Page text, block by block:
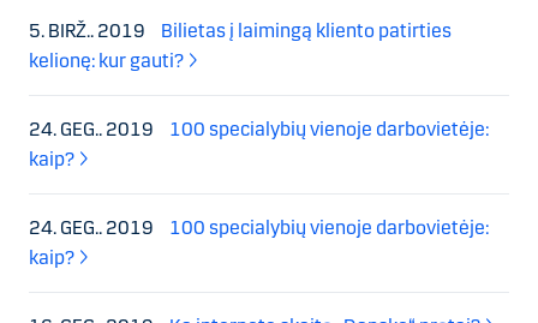
5. BIRŽ.. 2019
Bilietas į laimingą kliento patirties
kelionę: kur gauti?
24. GEG.. 2019
100 specialybių vienoje darbovietėje:
kaip?
24. GEG.. 2019
100 specialybių vienoje darbovietėje:
kaip?